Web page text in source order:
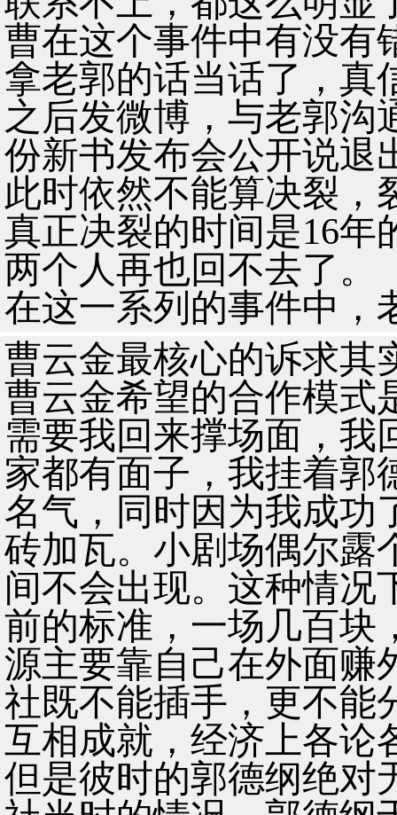
曹在这个事件中有没有
拿老郭的话当话了，真
之后发微博，与老郭沟
份新书发布会公开说退
此时依然不能算决裂，
真正决裂的时间是16年
两个人再也回不去了。
在这一系列的事件中，
曹云金最核心的诉求其
曹云金希望的合作模式
需要我回来撑场面，我
家都有面子，我挂着郭
名气，同时因为我成功
砖加瓦。小剧场偶尔露
间不会出现。这种情况
前的标准，一场几百块
源主要靠自己在外面赚
社既不能插手，更不能
互相成就，经济上各论
但是彼时的郭德纲绝对